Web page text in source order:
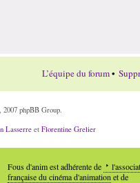
L’équipe du forum•
phpBB Group.
Lasserre etFlorentine Grelier
Fous d'anim est adhérente de
française du cinéma d'animation et de